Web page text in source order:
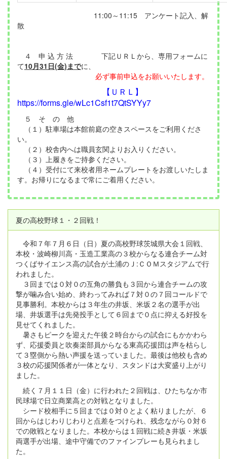
11:00～11:15 アンケート記入、解
散
４ 申 込 方 法 下記ＵＲＬから、専用フォームに
て10月31日(金)までに、
必ず事前申込をお願いいたします。
【ＵＲＬ】
https://forms.gle/wLc1Csf1t7QtSYYy7
５ そ の 他
（１）駐車場は本館前庭の空きスペースをご利用くださ
い。
（２）校舎内へは職員玄関よりお入りください。
（３）上履きをご持参ください。
（４）受付にて来校者用ネームプレートをお渡しいたしま
す。お帰りになるまで常にご着用ください。
夏の高校野球１・２回戦！
令和７年７月６日（日）夏の高校野球茨城県大会１回戦、
本校・波崎柳川高・玉造工業高の３校からなる連合チーム対
つくばサイエンス高の試合が土浦のＪ:ＣＯＭスタジアムで行
われました。
３回までは０対０の互角の勝負も３回から連合チームの攻
撃が噛み合い始め、終わってみれば７対０の７回コールドで
見事勝利。本校からは３年生の井坂、米坂２名の選手が出
場、井坂選手は先発投手として６回まで０点に抑える好投を
見せてくれました。
暑さもピークを迎えた午後２時台からの試合にもかかわら
ず、応援委員と吹奏楽部員からなる東高応援団は声を枯らし
て３塁側から熱い声援を送っていました。最後は他校も含め
３校の応援関係者が一体となり、スタンドは大変盛り上がり
ました。
続く７月１１日（金）に行われた２回戦は、ひたちなか市
民球場で日立商業高との対戦となりました。
シード校相手に５回までは０対０とよく粘りましたが、６
回からはじわりじわりと点差をつけられ、残念ながら０対６
での敗戦となりました。本校からは１回戦に続き井坂・米坂
両選手が出場、途中守備でのファインプレーも見られまし
た。